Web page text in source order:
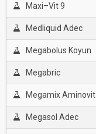
Maxi–Vit 9
Medliquid Adec
Megabolus Koyun
Megabric
Megamix Aminovit
Megasol Adec